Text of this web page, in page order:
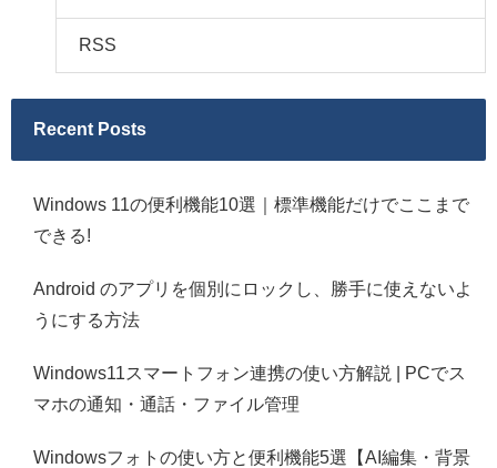
RSS
Recent Posts
Windows 11の便利機能10選｜標準機能だけでここまで
できる!
Android のアプリを個別にロックし、勝手に使えないよ
うにする方法
Windows11スマートフォン連携の使い方解説 | PCでス
マホの通知・通話・ファイル管理
Windowsフォトの使い方と便利機能5選【AI編集・背景